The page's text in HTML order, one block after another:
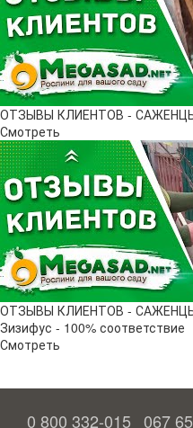
ОТЗЫВЫ КЛИЕНТОВ - САЖЕНЦЫ
Смотреть
ОТЗЫВЫ КЛИЕНТОВ -
Зизифус - 100% соответствие
Смотреть
0 800 332-015 067